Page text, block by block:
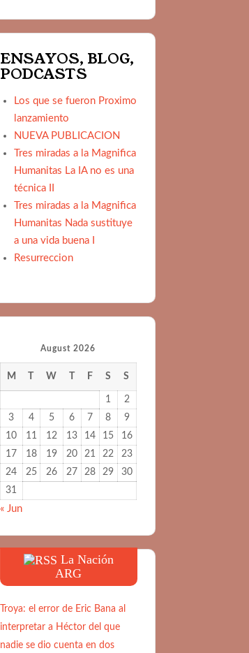
ENSAYOS, BLOG,
PODCASTS
Los que se fueron Proximo
lanzamiento
NUEVA PUBLICACION
Tres miradas a la Magnifica
Humanitas La IA no es una
técnica II
Tres miradas a la Magnifica
Humanitas Nada sustituye
a una vida buena I
Resurreccion
August 2026
M W F S S
1
2
3
4 5 6 7 8
9
10
11 12 13 14 15
16
17
18 19 20 21 22
23
24
25 26 27 28 29
30
31
« Jun
La Nación
ARG
Troya: el error de Eric Bana al
interpretar a Héctor del que
nadie se dio cuenta en dos